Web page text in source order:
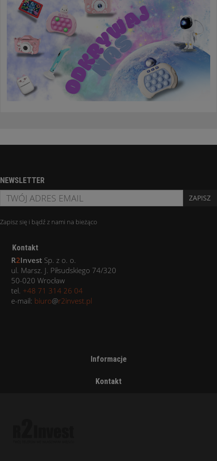
NEWSLETTER
ZAPISZ
Zapisz się i bądź z nami na bieżąco
Kontakt
R2Invest Sp. z o. o.
ul. Marsz. J. Piłsudskiego 74/320
50-020 Wrocław
tel. +48 71 314 26 04
e-mail: biuro@r2invest.pl
Informacje
Kontakt